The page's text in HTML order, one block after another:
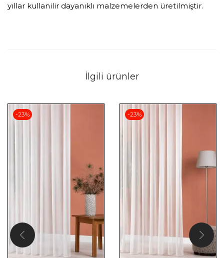
yıllar kullanilir dayanıklı malzemelerden üretilmiştir.
İlgili ürünler
-23% -23%